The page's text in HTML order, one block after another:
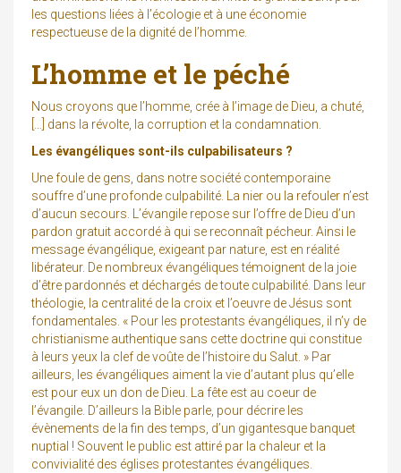
les questions liées à l’écologie et à une économie
respectueuse de la dignité de l’homme.
L’homme et le péché
Nous croyons que l’homme, crée à l’image de Dieu, a chuté,
[…] dans la révolte, la corruption et la condamnation.
Les évangéliques sont-ils culpabilisateurs ?
Une foule de gens, dans notre société contemporaine
souffre d’une profonde culpabilité. La nier ou la refouler n’est
d’aucun secours. L’évangile repose sur l’offre de Dieu d’un
pardon gratuit accordé à qui se reconnaît pécheur. Ainsi le
message évangélique, exigeant par nature, est en réalité
libérateur. De nombreux évangéliques témoignent de la joie
d’être pardonnés et déchargés de toute culpabilité. Dans leur
théologie, la centralité de la croix et l’oeuvre de Jésus sont
fondamentales. « Pour les protestants évangéliques, il n’y de
christianisme authentique sans cette doctrine qui constitue
à leurs yeux la clef de voûte de l’histoire du Salut. » Par
ailleurs, les évangéliques aiment la vie d’autant plus qu’elle
est pour eux un don de Dieu. La fête est au coeur de
l’évangile. D’ailleurs la Bible parle, pour décrire les
évènements de la fin des temps, d’un gigantesque banquet
nuptial ! Souvent le public est attiré par la chaleur et la
convivialité des églises protestantes évangéliques.